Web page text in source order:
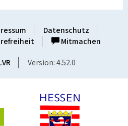
Datenschutz
Mitmachen
Version: 4.52.0